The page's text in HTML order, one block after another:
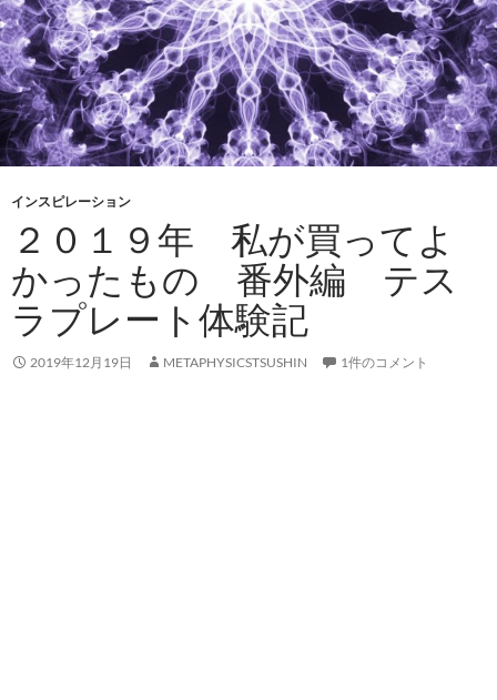
インスピレーション
２０１９年 私が買ってよ
かったもの 番外編 テス
ラプレート体験記
2019年12月19日 METAPHYSICSTSUSHIN 1件のコメント